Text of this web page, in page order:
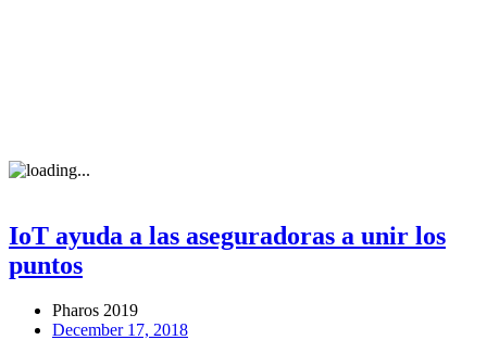
IoT ayuda a las aseguradoras a unir los
puntos
Pharos 2019
December 17, 2018